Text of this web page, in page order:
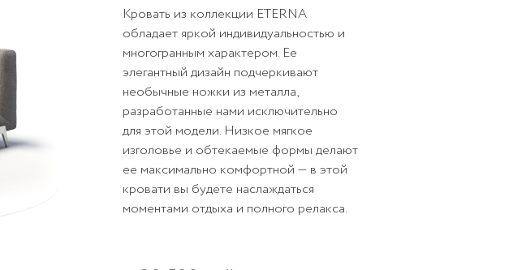
Кровать из коллекции ETERNA
обладает яркой индивидуальностью и
многогранным характером. Ее
элегантный дизайн подчеркивают
необычные ножки из металла,
разработанные нами исключительно
для этой модели. Низкое мягкое
изголовье и обтекаемые формы делают
ее максимально комфортной — в этой
кровати вы будете наслаждаться
моментами отдыха и полного релакса.